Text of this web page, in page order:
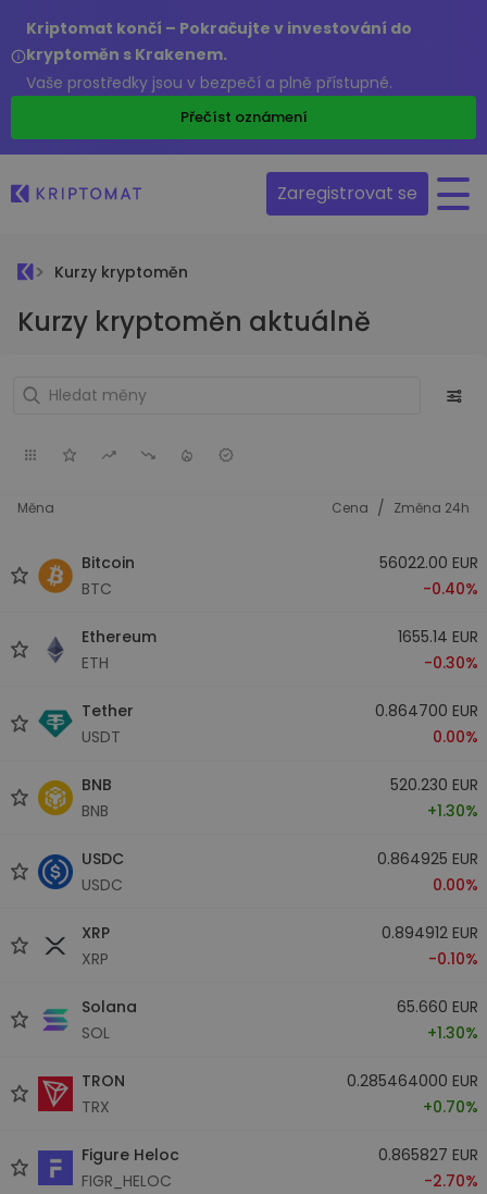
Kriptomat končí – Pokračujte v investování do
kryptoměn s Krakenem.
Vaše prostředky jsou v bezpečí a plně přístupné.
Přečíst oznámení
Zaregistrovat se
Kurzy kryptoměn
Kurzy kryptoměn aktuálně
Měna Cena / Změna 24h
Bitcoin
BTC
56022.00 EUR
-0.40%
Ethereum
ETH
1655.14 EUR
-0.30%
Tether
USDT
0.864700 EUR
0.00%
BNB
BNB
520.230 EUR
+1.30%
USDC
USDC
0.864925 EUR
0.00%
XRP
XRP
0.894912 EUR
-0.10%
Solana
SOL
65.660 EUR
+1.30%
TRON
TRX
0.285464000 EUR
+0.70%
Figure Heloc
FIGR_HELOC
0.865827 EUR
-2.70%